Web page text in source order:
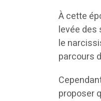
À cette
levée des
le
parcours
proposer